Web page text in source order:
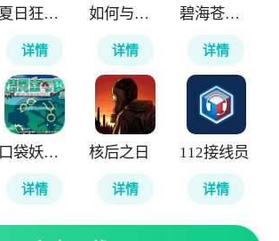
夏日狂想曲
详情
如何与实体约会
详情
碧海苍云录
详情
口袋妖怪神兽领域
详情
核后之日
详情
112接线员
详情